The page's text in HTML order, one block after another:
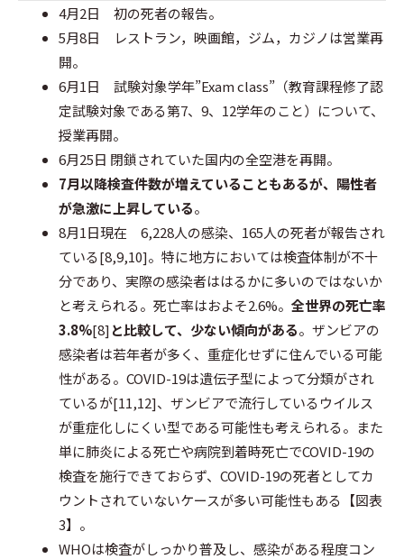
4月2日 初の死者の報告。
5月8日 レストラン，映画館，ジム，カジノは営業再
開。
6月1日 試験対象学年”Exam class”（教育課程修了認
定試験対象である第7、9、12学年のこと）について、
授業再開。
6月25日 閉鎖されていた国内の全空港を再開。
7月以降検査件数が増えていることもあるが、陽性者
が急激に上昇している。
8月1日現在 6,228人の感染、165人の死者が報告され
ている[8,9,10]。特に地方においては検査体制が不十
分であり、実際の感染者ははるかに多いのではないか
と考えられる。死亡率はおよそ2.6%。 全世界の死亡率
3.8%[8]と比較して、少ない傾向がある。ザンビアの
感染者は若年者が多く、重症化せずに住んでいる可能
性がある。COVID-19は遺伝子型によって分類がされ
ているが[11,12]、ザンビアで流行しているウイルス
が重症化しにくい型である可能性も考えられる。また
単に肺炎による死亡や病院到着時死亡でCOVID-19の
検査を施行できておらず、COVID-19の死者としてカ
ウントされていないケースが多い可能性もある【図表
3】。
WHOは検査がしっかり普及し、感染がある程度コン